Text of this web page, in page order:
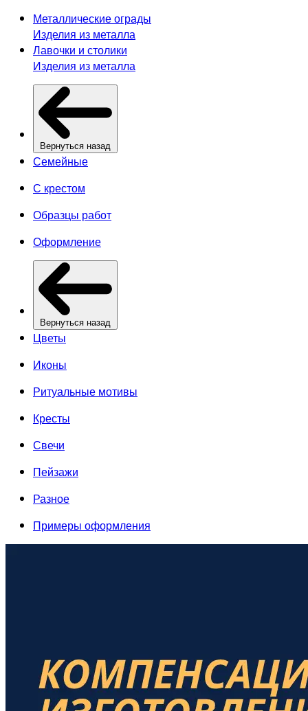
Металлические ограды
Изделия из металла
Лавочки и столики
Изделия из металла
Вернуться назад
Семейные
С крестом
Образцы работ
Оформление
Вернуться назад
Цветы
Иконы
Ритуальные мотивы
Кресты
Свечи
Пейзажи
Разное
Примеры оформления